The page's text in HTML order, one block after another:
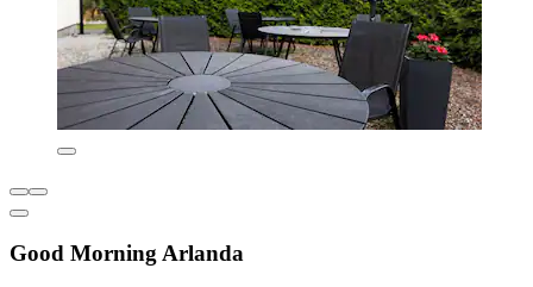
Good Morning Arlanda